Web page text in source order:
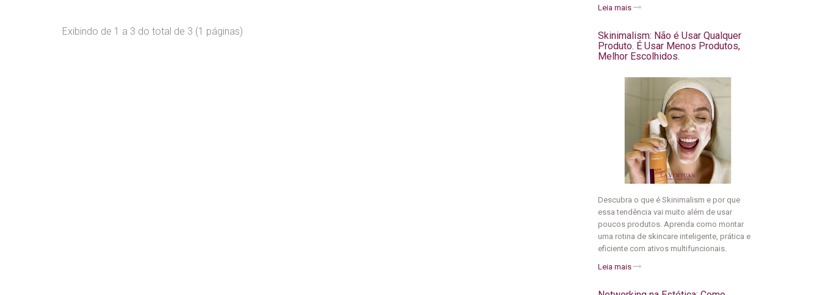
Exibindo de 1 a 3 do total de 3 (1 páginas)
Leia mais
Skinimalism: Não é Usar Qualquer
Produto. É Usar Menos Produtos,
Melhor Escolhidos.
Descubra o que é Skinimalism e por que
essa tendência vai muito além de usar
poucos produtos. Aprenda como montar
uma rotina de skincare inteligente, prática e
eficiente com ativos multifuncionais.
Leia mais